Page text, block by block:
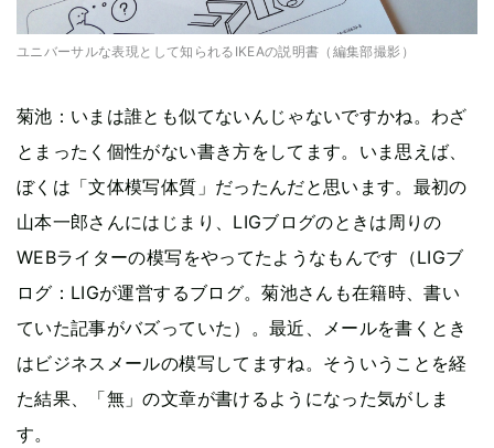
ユニバーサルな表現として知られるIKEAの説明書（編集部撮影）
菊池：いまは誰とも似てないんじゃないですかね。わざ
とまったく個性がない書き方をしてます。いま思えば、
ぼくは「文体模写体質」だったんだと思います。最初の
山本一郎さんにはじまり、LIGブログのときは周りの
WEBライターの模写をやってたようなもんです（LIGブ
ログ：LIGが運営するブログ。菊池さんも在籍時、書い
ていた記事がバズっていた）。最近、メールを書くとき
はビジネスメールの模写してますね。そういうことを経
た結果、「無」の文章が書けるようになった気がしま
す。